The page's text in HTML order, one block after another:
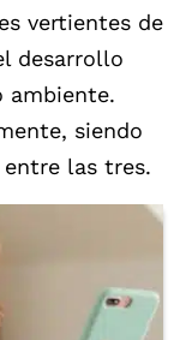
vertientes de
desarrollo
ambiente.
siendo
las tres.